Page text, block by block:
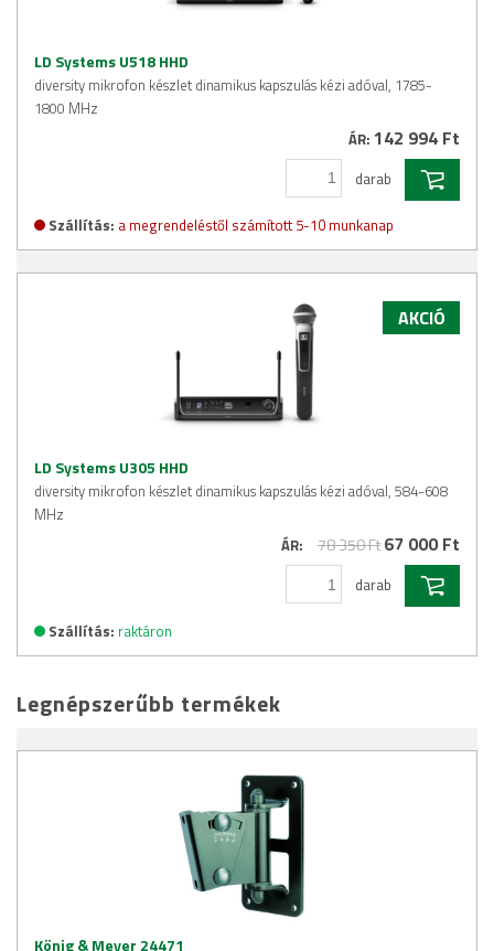
LD Systems U518 HHD
diversity mikrofon készlet dinamikus kapszulás kézi adóval, 1785-
1800 MHz
ÁR: 142 994 Ft
darab
Szállítás: a megrendeléstől számított 5-10 munkanap
AKCIÓ
LD Systems U305 HHD
diversity mikrofon készlet dinamikus kapszulás kézi adóval, 584-608
MHz
ÁR:
78 350 Ft67 000 Ft
darab
Szállítás: raktáron
Legnépszerűbb termékek
König & Meyer 24471